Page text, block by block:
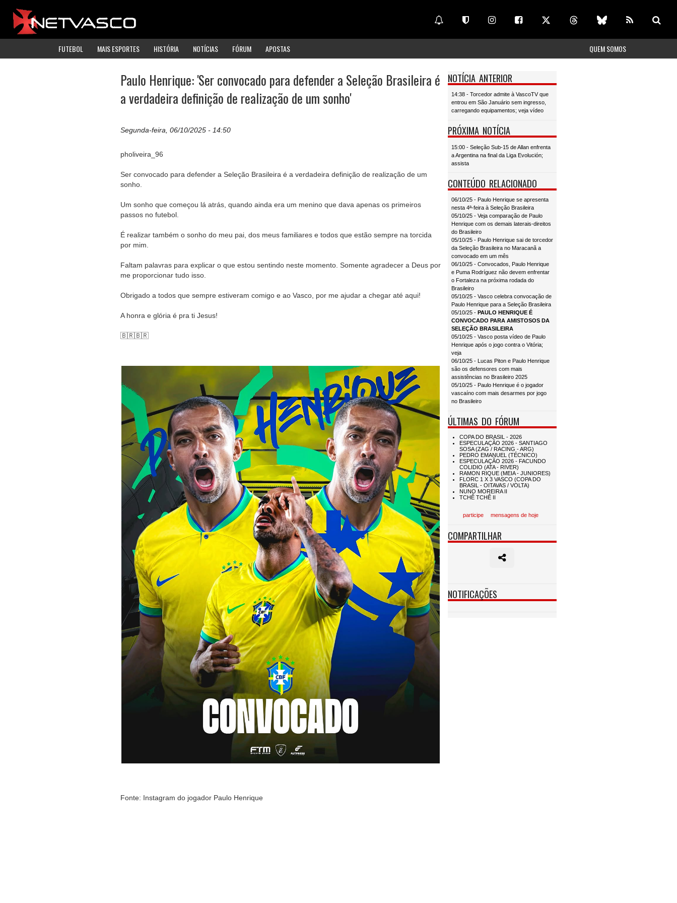
FUTEBOL MAIS ESPORTES HISTÓRIA NOTÍCIAS FÓRUM APOSTAS QUEM SOMOS
Paulo Henrique: 'Ser convocado para defender a Seleção Brasileira é
a verdadeira definição de realização de um sonho'
Segunda-feira, 06/10/2025 - 14:50
pholiveira_96
Ser convocado para defender a Seleção Brasileira é a verdadeira definição de realização de um
sonho.
Um sonho que começou lá atrás, quando ainda era um menino que dava apenas os primeiros
passos no futebol.
É realizar também o sonho do meu pai, dos meus familiares e todos que estão sempre na torcida
por mim.
Faltam palavras para explicar o que estou sentindo neste momento. Somente agradecer a Deus por
me proporcionar tudo isso.
Obrigado a todos que sempre estiveram comigo e ao Vasco, por me ajudar a chegar até aqui!
A honra e glória é pra ti Jesus!
🇧🇷🇧🇷
Fonte: Instagram do jogador Paulo Henrique
NOTÍCIA ANTERIOR
14:38 - Torcedor admite à VascoTV que
entrou em São Januário sem ingresso,
carregando equipamentos; veja vídeo
PRÓXIMA NOTÍCIA
15:00 - Seleção Sub-15 de Allan enfrenta
a Argentina na final da Liga Evolución;
assista
CONTEÚDO RELACIONADO
06/10/25 - Paulo Henrique se apresenta
nesta 4ª-feira à Seleção Brasileira
05/10/25 - Veja comparação de Paulo
Henrique com os demais laterais-direitos
do Brasileiro
05/10/25 - Paulo Henrique sai de torcedor
da Seleção Brasileira no Maracanã a
convocado em um mês
06/10/25 - Convocados, Paulo Henrique
e Puma Rodríguez não devem enfrentar
o Fortaleza na próxima rodada do
Brasileiro
05/10/25 - Vasco celebra convocação de
Paulo Henrique para a Seleção Brasileira
05/10/25 - PAULO HENRIQUE É
CONVOCADO PARA AMISTOSOS DA
SELEÇÃO BRASILEIRA
05/10/25 - Vasco posta vídeo de Paulo
Henrique após o jogo contra o Vitória;
veja
06/10/25 - Lucas Piton e Paulo Henrique
são os defensores com mais
assistências no Brasileiro 2025
05/10/25 - Paulo Henrique é o jogador
vascaíno com mais desarmes por jogo
no Brasileiro
ÚLTIMAS DO FÓRUM
participe mensagens de hoje
COMPARTILHAR
NOTIFICAÇÕES